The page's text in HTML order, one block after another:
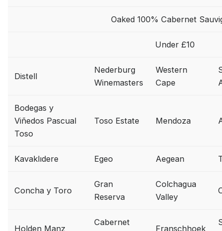
Oaked 100% Cabernet
Under £10
Distell
Nederburg
Winemasters
Western
Cape
Bodegas y
Viñedos Pascual
Toso
Toso Estate Mendoza
Kavaklıdere Egeo Aegean
Concha y Toro
Gran
Reserva
Colchagua
Valley
Holden Manz
Cabernet
Franschhoek